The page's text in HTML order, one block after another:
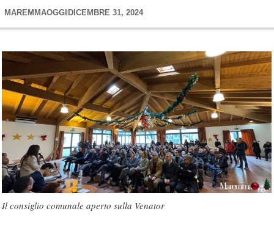
MAREMMAOGGI DICEMBRE 31, 2024
Il consiglio comunale aperto sulla Venator